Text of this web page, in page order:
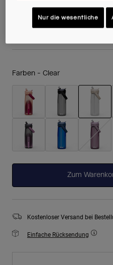
Artikelnr.38669-012-OS
22,99 €
Farben - Clear
Zum
Kostenloser Versand bei
Einfache Rücksendung
Nur die wesentliche